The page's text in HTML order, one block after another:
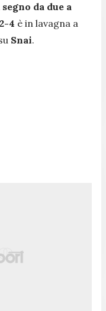
segno da due a
4 è in lavagna a
Snai.